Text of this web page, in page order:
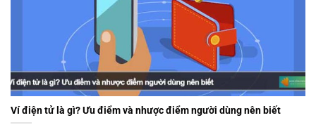
Ví điện tử là gì? Ưu điểm và nhược điểm người dùng nên biết